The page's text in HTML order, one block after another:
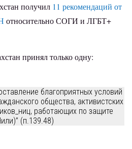
получил 11 рекомендаций от
относительно СОГИ и ЛГБТ+
принял только одну:
благоприятных условий
общества, активистских
работающих по защите
(п.139.48)